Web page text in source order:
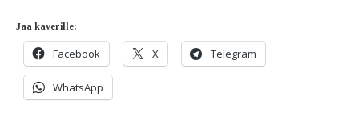
Jaa kaverille:
Facebook X Telegram
WhatsApp